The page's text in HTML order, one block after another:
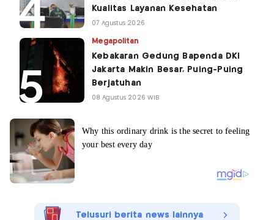
Kualitas Layanan Kesehatan
07 Agustus 2026
Megapolitan
Kebakaran Gedung Bapenda DKI
Jakarta Makin Besar, Puing-Puing
Berjatuhan
08 Agustus 2026 WIB
Telusuri berita news lainnya